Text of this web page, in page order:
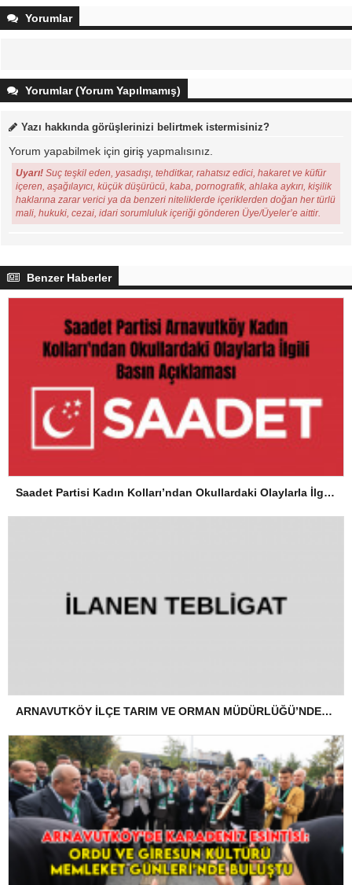
Yorumlar
Yorumlar (Yorum Yapılmamış)
Yazı hakkında görüşlerinizi belirtmek istermisiniz?
Yorum yapabilmek için giriş yapmalısınız.
Uyarı! Suç teşkil eden, yasadışı, tehditkar, rahatsız edici, hakaret ve küfür
içeren, aşağılayıcı, küçük düşürücü, kaba, pornografik, ahlaka aykırı, kişilik
haklarına zarar verici ya da benzeri niteliklerde içeriklerden doğan her türlü
mali, hukuki, cezai, idari sorumluluk içeriği gönderen Üye/Üyeler’e aittir.
Benzer Haberler
Saadet Partisi Kadın Kolları’ndan Okullardaki Olaylarla İlgili Basın Açıklaması
ARNAVUTKÖY İLÇE TARIM VE ORMAN MÜDÜRLÜĞÜ’NDEN İLANEN TEBLİGAT